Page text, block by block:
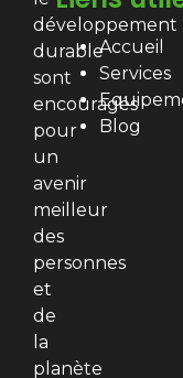
développement
durable
sont
encouragés
pour
un
avenir
meilleur
des
personnes
et
de
la
planète
Accueil
Services
Blog